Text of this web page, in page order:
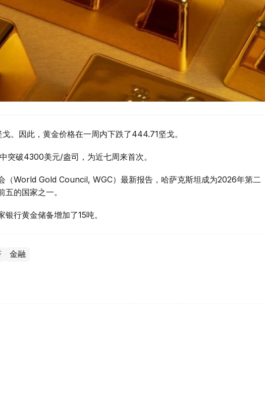
。因此，黄金价格在一周内下跌了444.71坚戈。
突破4300美元/盎司，为近七周来首次。
（World Gold Council, WGC）最新报告，哈萨克斯坦成为2026年第二
的国家之一。
行黄金储备增加了15吨。
金融